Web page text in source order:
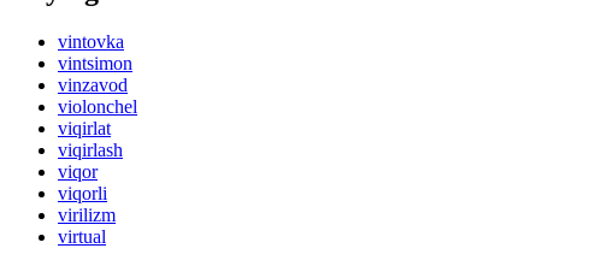
vintovka
vintsimon
vinzavod
violonchel
viqirlat
viqirlash
viqor
viqorli
virilizm
virtual